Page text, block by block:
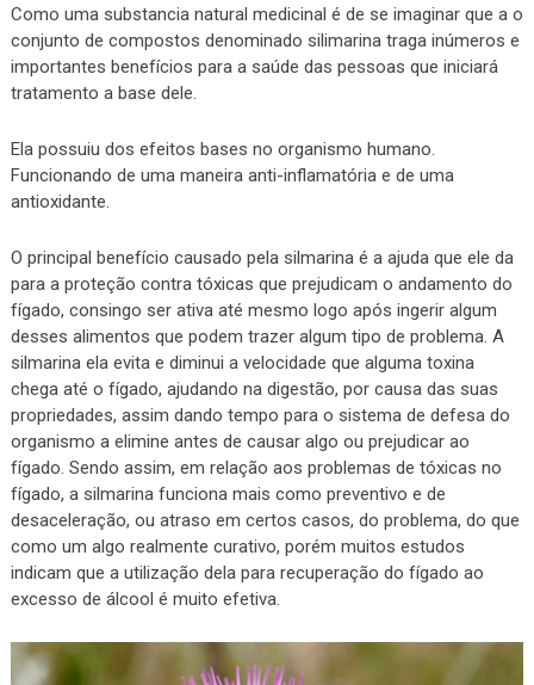
Como uma substancia natural medicinal é de se imaginar que a o
conjunto de compostos denominado silimarina traga inúmeros e
importantes benefícios para a saúde das pessoas que iniciará
tratamento a base dele.
Ela possuiu dos efeitos bases no organismo humano.
Funcionando de uma maneira anti-inflamatória e de uma
antioxidante.
O principal benefício causado pela silmarina é a ajuda que ele da
para a proteção contra tóxicas que prejudicam o andamento do
fígado, consingo ser ativa até mesmo logo após ingerir algum
desses alimentos que podem trazer algum tipo de problema. A
silmarina ela evita e diminui a velocidade que alguma toxina
chega até o fígado, ajudando na digestão, por causa das suas
propriedades, assim dando tempo para o sistema de defesa do
organismo a elimine antes de causar algo ou prejudicar ao
fígado. Sendo assim, em relação aos problemas de tóxicas no
fígado, a silmarina funciona mais como preventivo e de
desaceleração, ou atraso em certos casos, do problema, do que
como um algo realmente curativo, porém muitos estudos
indicam que a utilização dela para recuperação do fígado ao
excesso de álcool é muito efetiva.